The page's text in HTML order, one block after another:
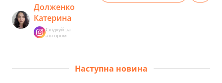
Долженко
Катерина
Слідкуй за
автором
Наступна новина